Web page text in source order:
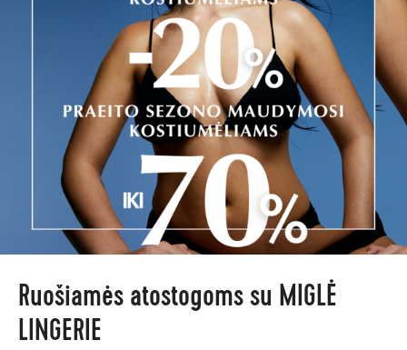
Ruošiamės atostogoms su MIGLĖ
LINGERIE